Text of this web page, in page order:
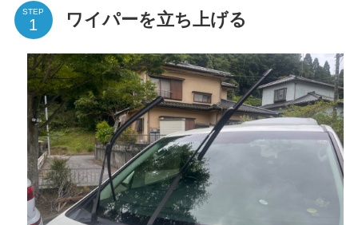
STEP ワイパーを立ち上げる